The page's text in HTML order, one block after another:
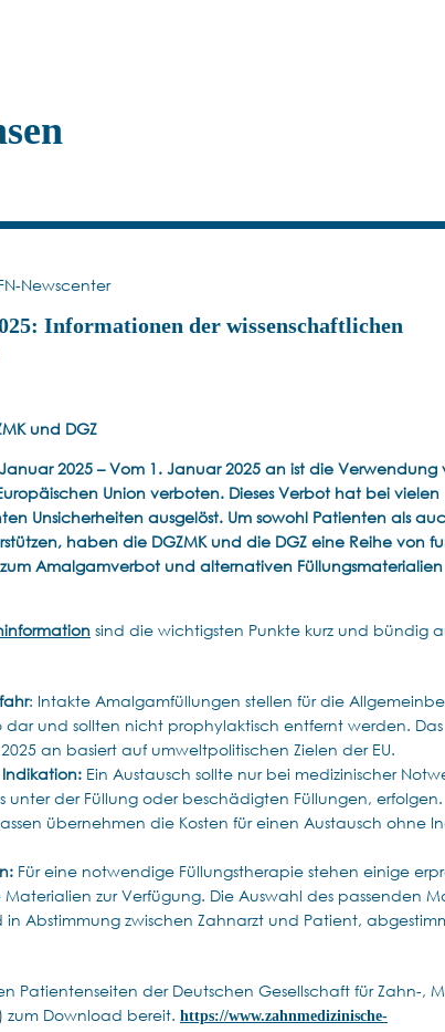
Newscenter
Informationen der wissenschaftlichen
und DGZ
2025 – Vom 1. Januar 2025 an ist die Verwendung
Union verboten. Dieses Verbot hat bei vielen
Unsicherheiten ausgelöst. Um sowohl Patienten als
haben die DGZMK und die DGZ eine Reihe von
Amalgamverbot und alternativen Füllungsmaterialien
sind die wichtigsten Punkte kurz und bündig
: Intakte Amalgamfüllungen stellen für die
dar und sollten nicht prophylaktisch entfernt werden. Das
an basiert auf umweltpolitischen Zielen der EU.
Ein Austausch sollte nur bei medizinischer
unter der Füllung oder beschädigten Füllungen, erfolgen.
übernehmen die Kosten für einen Austausch ohne
Für eine notwendige Füllungstherapie stehen einige
zur Verfügung. Die Auswahl des passenden
Abstimmung zwischen Zahnarzt und Patient,
Patientenseiten der Deutschen Gesellschaft für Zahn-,
zum Download bereit. https://www.zahnmedizinische-